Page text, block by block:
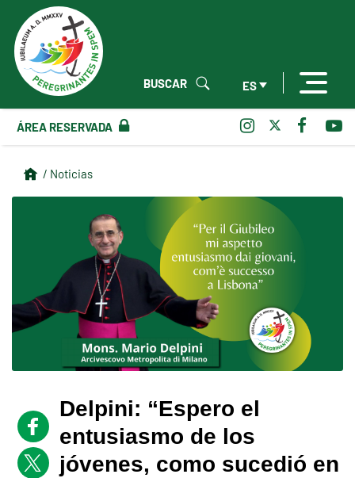
ES
BUSCAR
ÁREA RESERVADA
/ Noticias
Delpini: “Espero el
entusiasmo de los
jóvenes, como sucedió en